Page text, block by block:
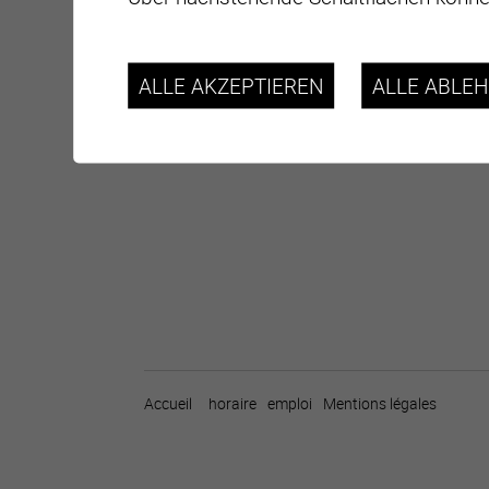
Accueil horaire emploi Mentions légales
ALLE AKZEPTIEREN ALLE